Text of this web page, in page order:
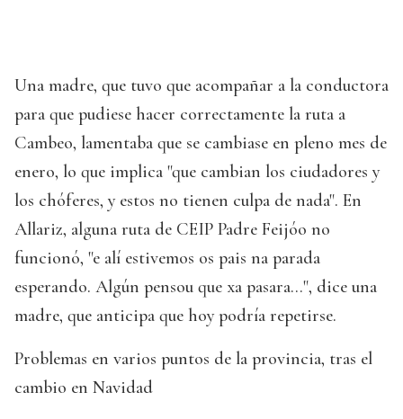
Una madre, que tuvo que acompañar a la conductora
para que pudiese hacer correctamente la ruta a
Cambeo, lamentaba que se cambiase en pleno mes de
enero, lo que implica "que cambian los ciudadores y
los chóferes, y estos no tienen culpa de nada". En
Allariz, alguna ruta de CEIP Padre Feijóo no
funcionó, "e alí estivemos os pais na parada
esperando. Algún pensou que xa pasara...", dice una
madre, que anticipa que hoy podría repetirse.
Problemas en varios puntos de la provincia, tras el
cambio en Navidad